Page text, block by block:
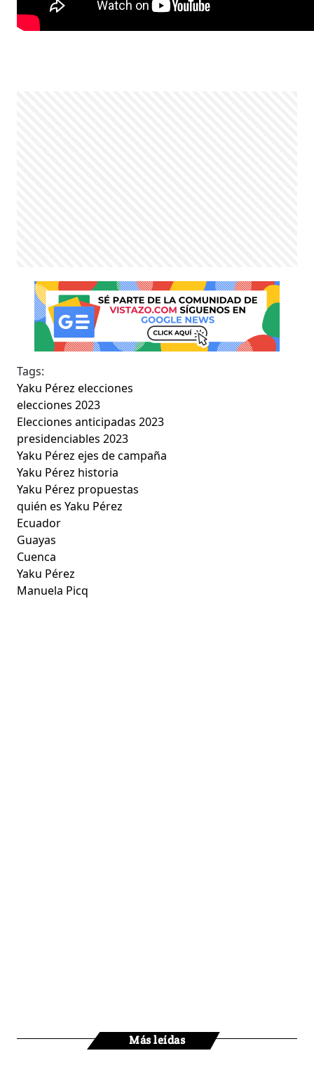
Tags:
Yaku Pérez elecciones
elecciones 2023
Elecciones anticipadas 2023
presidenciables 2023
Yaku Pérez ejes de campaña
Yaku Pérez historia
Yaku Pérez propuestas
quién es Yaku Pérez
Ecuador
Guayas
Cuenca
Yaku Pérez
Manuela Picq
Más leídas